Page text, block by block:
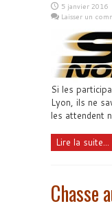
5 janvier 2016
Laisser un
Si les
Lyon, ils ne
les attendent
Lire la suite...
Chasse